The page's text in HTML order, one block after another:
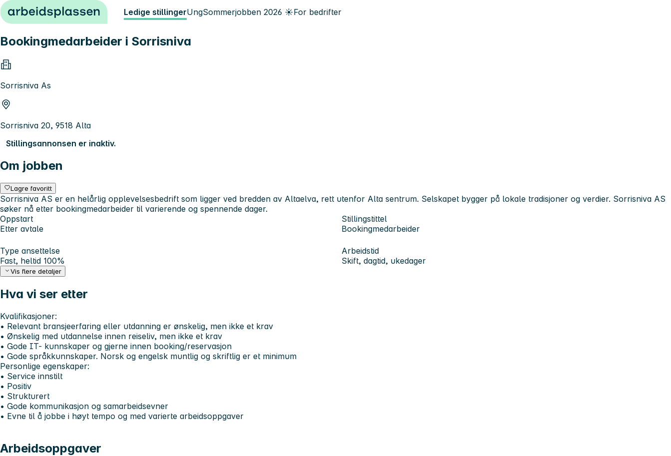
Hopp til innhold Ledige stillingerUngSommerjobben 2026 ☀️For bedrifter
Bookingmedarbeider i Sorrisniva
Sorrisniva As
Sorrisniva 20, 9518 Alta
Stillingsannonsen er inaktiv.
Om jobben
Lagre favoritt
Sorrisniva AS er en helårlig opplevelsesbedrift som ligger ved bredden av Altaelva, rett utenfor Alta sentrum. Selskapet bygger på lokale tradisjoner og verdier. Sorrisniva AS
søker nå etter bookingmedarbeider til varierende og spennende dager.
Oppstart
Etter avtale
Stillingstittel
Bookingmedarbeider
Type ansettelse
Fast, heltid 100%
Arbeidstid
Skift, dagtid, ukedager
Vis flere detaljer
Hva vi ser etter
Kvalifikasjoner:
• Relevant bransjeerfaring eller utdanning er ønskelig, men ikke et krav
• Ønskelig med utdannelse innen reiseliv, men ikke et krav
• Gode IT- kunnskaper og gjerne innen booking/reservasjon
• Gode språkkunnskaper. Norsk og engelsk muntlig og skriftlig er et minimum
Personlige egenskaper:
• Service innstilt
• Positiv
• Strukturert
• Gode kommunikasjon og samarbeidsevner
• Evne til å jobbe i høyt tempo og med varierte arbeidsoppgaver
Arbeidsoppgaver